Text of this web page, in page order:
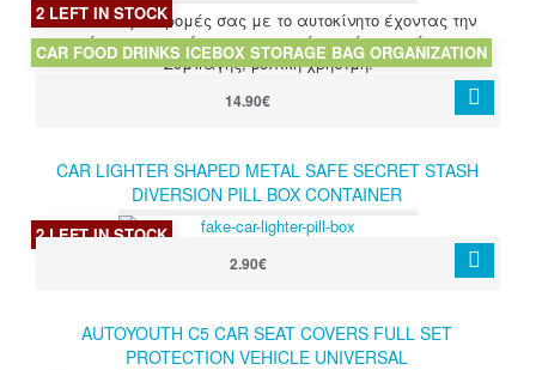
Κάντε τις εκδρομές σας με το αυτοκίνητο έχοντας την
τσάντα παγωνιέρα για φαγητό, ποτά αντικείμενα.
Συμπαγής, βολική χρήσιμη.
2 LEFT IN STOCK
CAR FOOD DRINKS ICEBOX STORAGE BAG ORGANIZATION
14.90€
CAR LIGHTER SHAPED METAL SAFE SECRET STASH
DIVERSION PILL BOX CONTAINER
2 LEFT IN STOCK
2.90€
AUTOYOUTH C5 CAR SEAT COVERS FULL SET
PROTECTION VEHICLE UNIVERSAL